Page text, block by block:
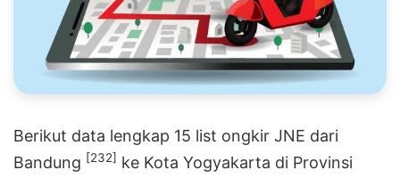
Berikut data lengkap 15 list ongkir JNE dari
Bandung [232] ke Kota Yogyakarta di Provinsi